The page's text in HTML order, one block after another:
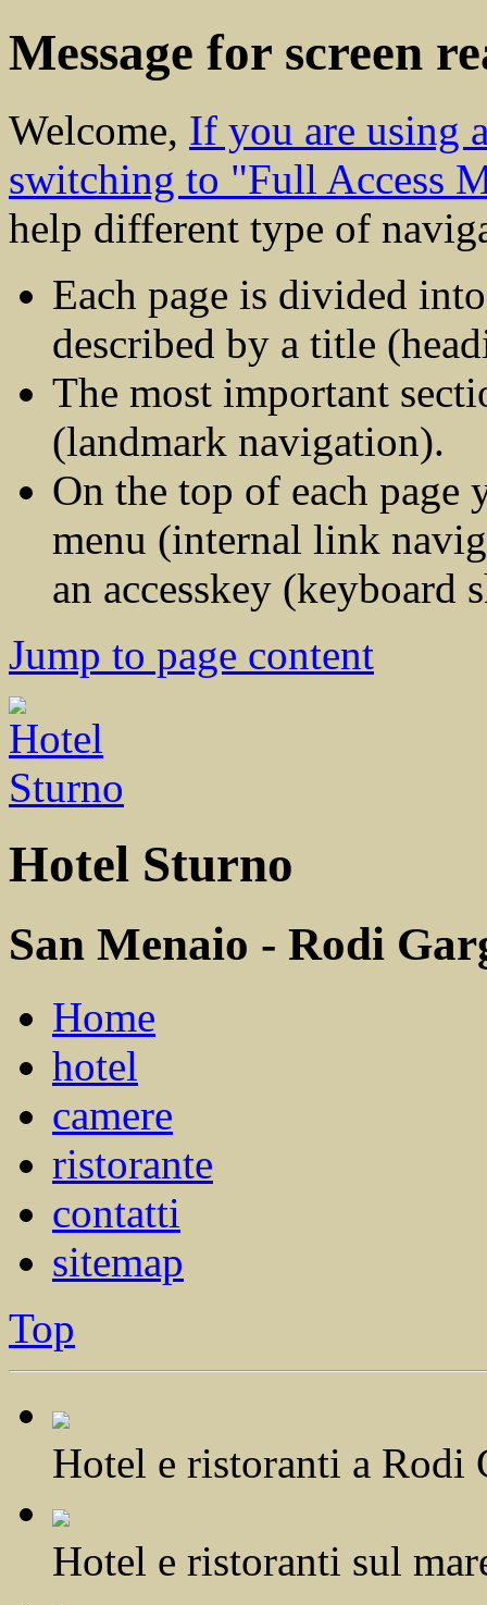
Message for screen
Welcome, If you are using
switching to "Full Access
help different type of
Each page is divided
described by a title
The most important
(landmark navigation).
On the top of each
menu (internal link
an accesskey (keyboard
Jump to page content
Hotel Sturno
San Menaio - Rodi
Home
hotel
camere
ristorante
contatti
sitemap
Top
Hotel e ristoranti a Rodi
Hotel e ristoranti sul